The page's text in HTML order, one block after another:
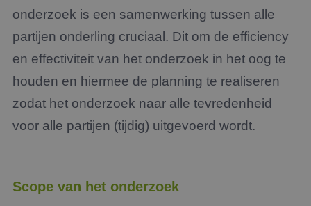
onderzoek is een samenwerking tussen alle
partijen onderling cruciaal. Dit om de efficiency
en effectiviteit van het onderzoek in het oog te
houden en hiermee de planning te realiseren
zodat het onderzoek naar alle tevredenheid
voor alle partijen (tijdig) uitgevoerd wordt.
Scope van het onderzoek